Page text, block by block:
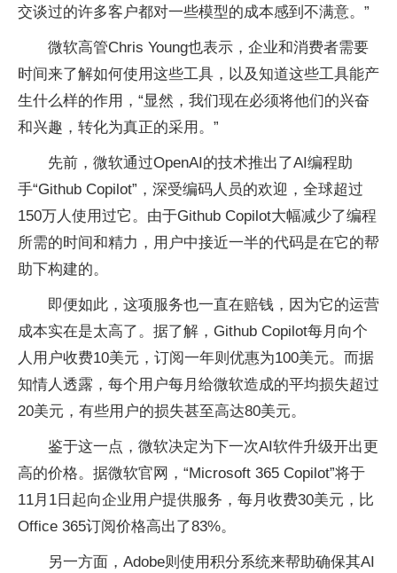
交谈过的许多客户都对一些模型的成本感到不满意。”
微软高管Chris Young也表示，企业和消费者需要
时间来了解如何使用这些工具，以及知道这些工具能产
生什么样的作用，“显然，我们现在必须将他们的兴奋
和兴趣，转化为真正的采用。”
先前，微软通过OpenAI的技术推出了AI编程助
手“Github Copilot”，深受编码人员的欢迎，全球超过
150万人使用过它。由于Github Copilot大幅减少了编程
所需的时间和精力，用户中接近一半的代码是在它的帮
助下构建的。
即便如此，这项服务也一直在赔钱，因为它的运营
成本实在是太高了。据了解，Github Copilot每月向个
人用户收费10美元，订阅一年则优惠为100美元。而据
知情人透露，每个用户每月给微软造成的平均损失超过
20美元，有些用户的损失甚至高达80美元。
鉴于这一点，微软决定为下一次AI软件升级开出更
高的价格。据微软官网，“Microsoft 365 Copilot”将于
11月1日起向企业用户提供服务，每月收费30美元，比
Office 365订阅价格高出了83%。
另一方面，Adobe则使用积分系统来帮助确保其AI